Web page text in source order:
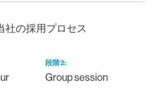
社の採用プロセス
段階2:
Group session